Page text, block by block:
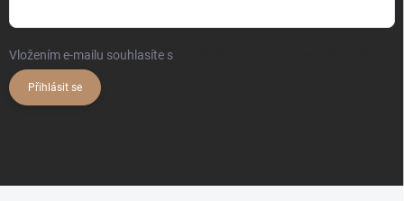
Vložením e-mailu souhlasíte s
Přihlásit se